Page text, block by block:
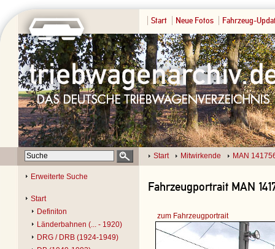
Start Neue Fotos Fahrzeug-
Start Mitwirkende MAN
Erweiterte Suche
Start
Definiton
Länderbahnen (... - 1920)
DRG / DRB (1924-1949)
Fahrzeugportrait MAN
zum Fahrzeugportrait